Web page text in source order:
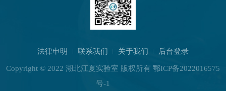
法律申明 联系我们 关于我们 后台登录
Copyright © 2022 湖北江夏实验室 版权所有 鄂ICP备2022016575
号-1